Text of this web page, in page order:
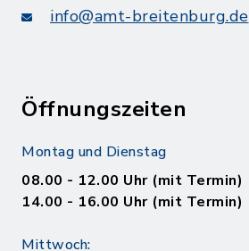
info@amt-breitenburg.de
Öffnungszeiten
Montag und Dienstag
08.00 - 12.00 Uhr (mit Termin)
14.00 - 16.00 Uhr (mit Termin)
Mittwoch: